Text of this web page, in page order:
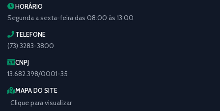
HORÁRIO
Segunda a sexta-feira das 08:00 às 13:00
TELEFONE
(73) 3283-3800
CNPJ
13.682.398/0001-35
MAPA DO SITE
Clique para visualizar